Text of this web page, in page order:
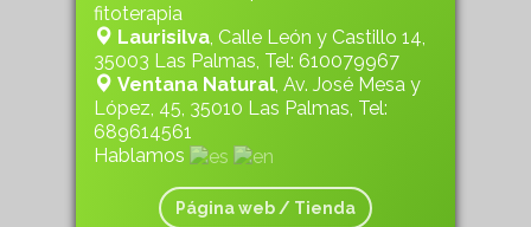
fitoterapia
Laurisilva, Calle León y Castillo 14,
35003 Las Palmas, Tel: 610079967
Ventana Natural, Av. José Mesa y
López, 45, 35010 Las Palmas, Tel:
689614561
Hablamos
Página web / Tienda